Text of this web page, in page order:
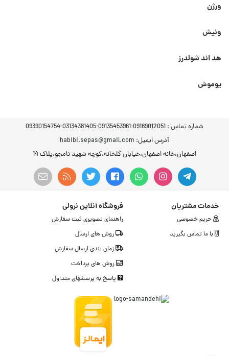
ورژن
ونیش
هد اند شولدرز
یوموش
شماره تماس : 09169012051-09135453961-03134381405-09390154754
آدرس ایمیل: habibi.sepas@gmail.com
اصفهان،خانه اصفهان،خیابان گلخانه،کوچه شهید نامجو،پلاک 14
خدمات مشتریان
حریم خصوصی
با ما تماس بگیرید
فروشگاه آنلاین نرولی
راهنمای تصویری ثبت سفارش
روش های ارسال
زمان بندی ارسال سفارش
روش های پرداخت
پاسخ به پرسشهای متداول